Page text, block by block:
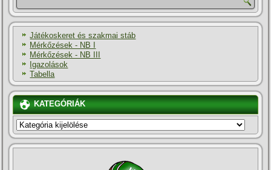
Játékoskeret és szakmai stáb
Mérkőzések - NB I
Mérkőzések - NB III
Igazolások
Tabella
KATEGÓRIÁK
KATEGÓRIÁK